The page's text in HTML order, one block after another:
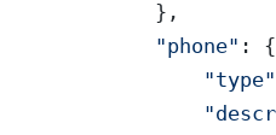
            },
            "phone"
: {
                "type"